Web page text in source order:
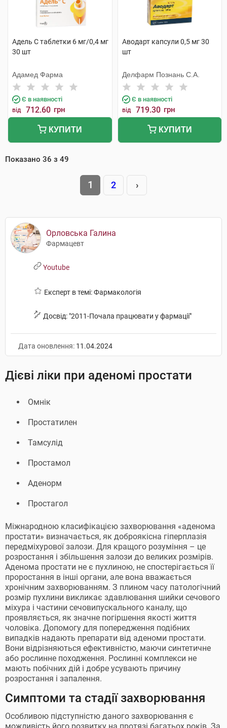
Адель С таблетки 6 мг/0,4 мг
30 шт
Адамед Фарма
Є в наявності
від 712.60 грн
КУПИТИ
Аводарт капсули 0,5 мг 30
шт
Делфарм Познань С.А.
Є в наявності
від 719.30 грн
КУПИТИ
Показано 36 з 49
1 2 ›
Орловська Галина
Фармацевт
Youtube
Експерт в темі: Фармакологія
Досвід: "2011-Почала працювати у фармації"
Дата оновлення: 11.04.2024
Дієві ліки при аденомі простати
Омнік
Простатилен
Тамсулід
Простамол
Аденорм
Простагол
Міжнародною класифікацією захворювання «аденома
простати» визначається, як доброякісна гіперплазія
передміхурової залози. Для кращого розуміння – це
розростання і збільшення залози до великих розмірів.
Аденома простати не є пухлиною, не спостерігається її
проростання в інші органи, але вона вважається
хронічним захворюванням. З плином часу патологічний
розмір пухлини викликає здавлювання шийки сечового
міхура і частини сечовипускального каналу, що
проявляється, як значне погіршення якості життя
чоловіка. Допомогу для попередження подібних
випадків надають препарати від аденоми простати.
Вони відрізняються ефективністю, маючи синтетичне
або рослинне походження. Рослинні комплекси не
мають побічних дій і добре усувають причину
розростання і запалення.
Симптоми та стадії захворювання
Особливою підступністю даного захворювання є